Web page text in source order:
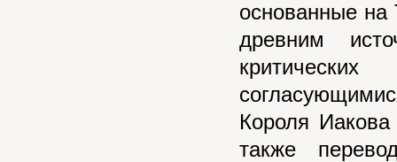
основанные на
древним
Короля
также